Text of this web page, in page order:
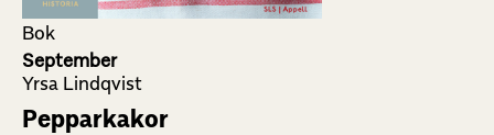
Bok
September
Yrsa Lindqvist
Pepparkakor